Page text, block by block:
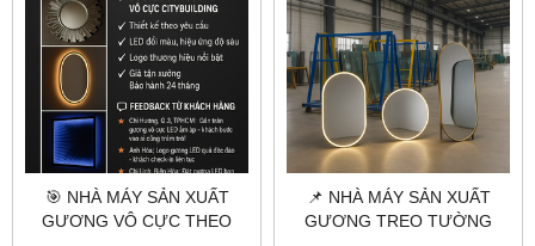
🎯 NHÀ MÁY SẢN XUẤT
GƯƠNG VÔ CỰC THEO
📌 NHÀ MÁY SẢN XUẤT
GƯƠNG TREO TƯỜNG